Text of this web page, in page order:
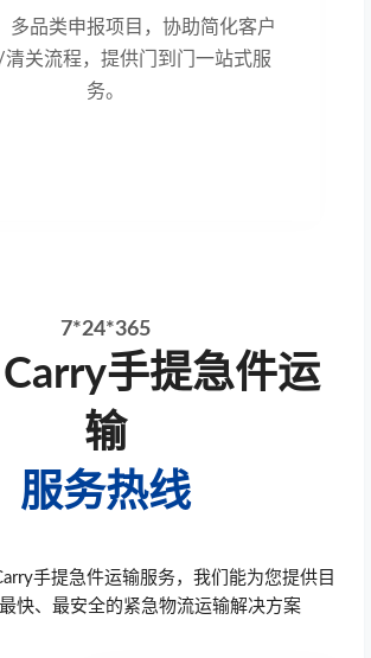
多品类申报项目，协助简化客户
关流程，提供门到门一站式服
务。
7*24*365
Carry手提急件运
输
服务热线
手提急件运输服务，我们能为您提供目
快、最安全的紧急物流运输解决方案